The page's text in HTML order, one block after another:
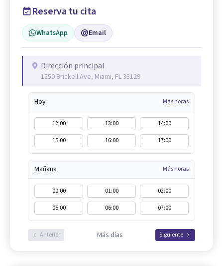
Reserva tu cita
WhatsApp Email
Dirección principal
1550 Brickell Ave, Miami, FL 33129
Hoy Más horas
12:00 13:00
14:00
15:00
16:00 17:00
Mañana Más horas
00:00 01:00
02:00
05:00
06:00 07:00
Anterior Más días Siguiente